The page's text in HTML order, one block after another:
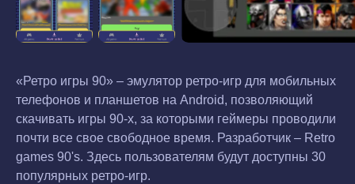
«Ретро игры 90» – эмулятор ретро-игр для мобильных
телефонов и планшетов на Android, позволяющий
скачивать игры 90-х, за которыми геймеры проводили
почти все свое свободное время. Разработчик – Retro
games 90's. Здесь пользователям будут доступны 30
популярных ретро-игр.